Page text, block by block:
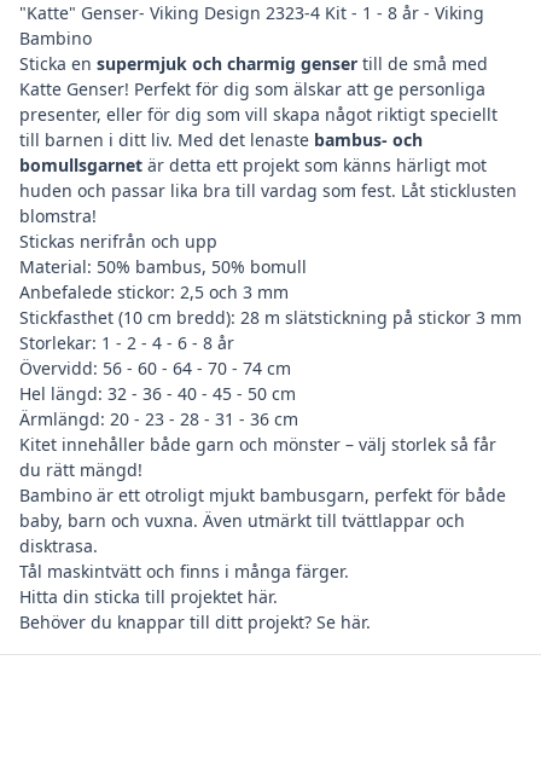
"Katte" Genser- Viking Design 2323-4 Kit - 1 - 8 år - Viking
Bambino
Sticka en supermjuk och charmig genser till de små med
Katte Genser! Perfekt för dig som älskar att ge personliga
presenter, eller för dig som vill skapa något riktigt speciellt
till barnen i ditt liv. Med det lenaste bambus- och
bomullsgarnet är detta ett projekt som känns härligt mot
huden och passar lika bra till vardag som fest. Låt sticklusten
blomstra!
Stickas nerifrån och upp
Material: 50% bambus, 50% bomull
Anbefalede stickor: 2,5 och 3 mm
Stickfasthet (10 cm bredd): 28 m slätstickning på stickor 3 mm
Storlekar: 1 - 2 - 4 - 6 - 8 år
Övervidd: 56 - 60 - 64 - 70 - 74 cm
Hel längd: 32 - 36 - 40 - 45 - 50 cm
Ärmlängd: 20 - 23 - 28 - 31 - 36 cm
Kitet innehåller både garn och mönster – välj storlek så får
du rätt mängd!
Bambino är ett otroligt mjukt bambusgarn, perfekt för både
baby, barn och vuxna. Även utmärkt till tvättlappar och
disktrasa.
Tål maskintvätt och finns i många färger.
Hitta din sticka till projektet här.
Behöver du knappar till ditt projekt? Se här.